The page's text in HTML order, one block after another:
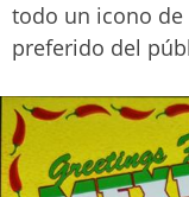
todo un icono
preferido del